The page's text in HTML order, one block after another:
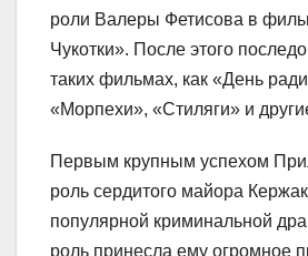
роли Валеры Фетисова в
Чукотки». После этого
таких фильмах, как «День
«Морпехи», «Стиляги» и
Первым крупным успехом
роль сердитого майора
популярной криминальной
роль принесла ему огромное